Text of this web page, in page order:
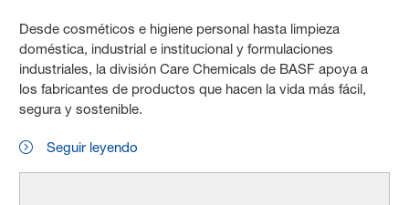
Desde cosméticos e higiene personal hasta limpieza
doméstica, industrial e institucional y formulaciones
industriales, la división Care Chemicals de BASF apoya a
los fabricantes de productos que hacen la vida más fácil,
segura y sostenible.
Seguir leyendo